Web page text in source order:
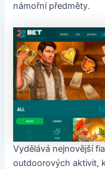
námořní předměty.
Vydělává nejnovější
outdoorových aktivit,